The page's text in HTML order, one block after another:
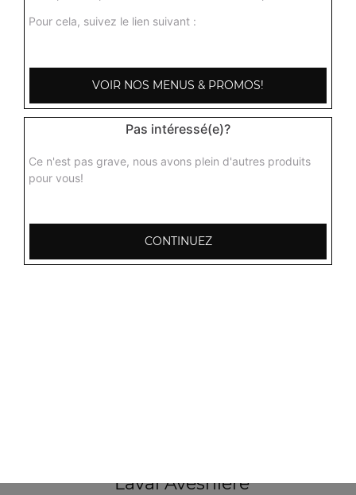
Laval Avesnière
Pour cela, suivez le lien suivant :
VOIR NOS MENUS & PROMOS!
Pas intéressé(e)?
Ce n'est pas grave, nous avons plein d'autres produits
pour vous!
CONTINUEZ